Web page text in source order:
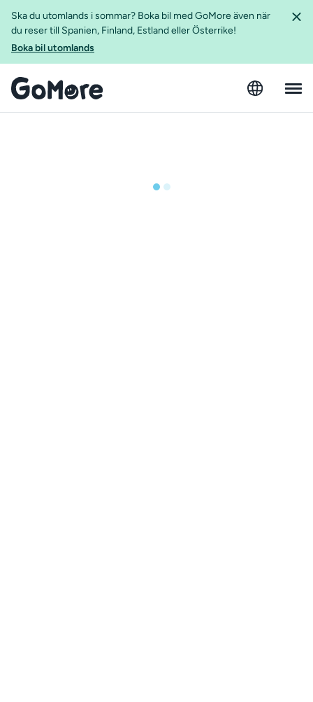
Ska du utomlands i sommar? Boka bil med GoMore även när
du reser till Spanien, Finland, Estland eller Österrike!
Boka bil utomlands